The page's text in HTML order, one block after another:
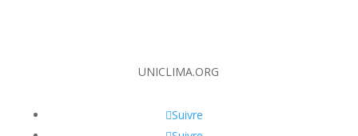
UNICLIMA.ORG
Suivre